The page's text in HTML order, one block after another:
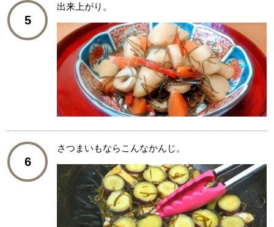
5
出来上がり。
6
さつまいもならこんなかんじ。